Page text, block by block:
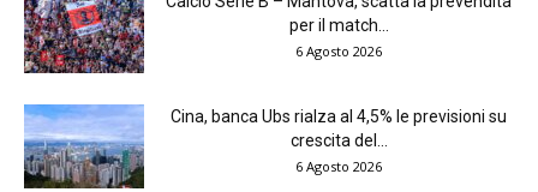
per il match...
6 Agosto 2026
Cina, banca Ubs rialza al 4,5% le previsioni su
crescita del...
6 Agosto 2026